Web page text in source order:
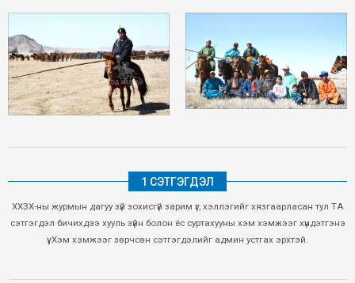
1 СЭТГЭГДЭЛ
ХХЗХ-ны журмын дагуу зүй зохисгүй зарим үг, хэллэгийг хязгаарласан тул ТА
сэтгэгдэл бичихдээ хууль зүйн болон ёс суртахууны хэм хэмжээг хүндэтгэнэ
үү. Хэм хэмжээг зөрчсөн сэтгэгдэлийг админ устгах эрхтэй.